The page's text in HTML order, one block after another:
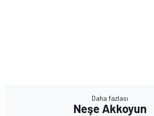
Daha fazlası
Neşe Akkoyun